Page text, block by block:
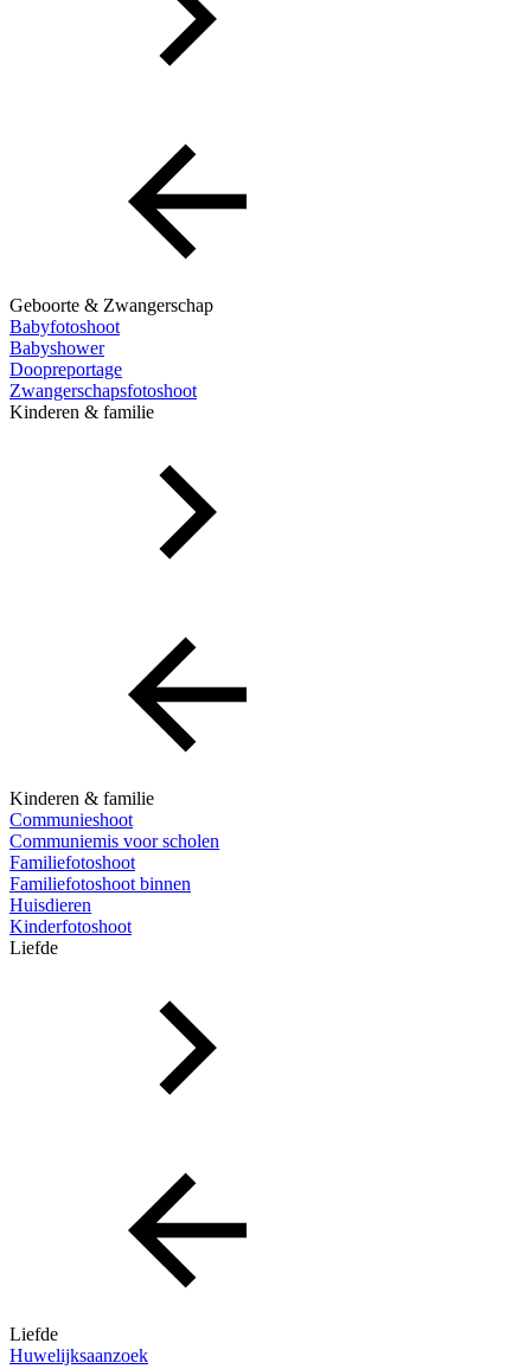
Geboorte & Zwangerschap
Babyfotoshoot
Babyshower
Doopreportage
Zwangerschapsfotoshoot
Kinderen & familie
Kinderen & familie
Communieshoot
Communiemis voor scholen
Familiefotoshoot
Familiefotoshoot binnen
Huisdieren
Kinderfotoshoot
Liefde
Liefde
Huwelijksaanzoek